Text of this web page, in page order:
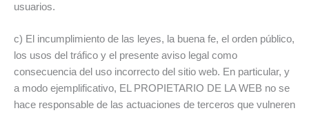
usuarios.
c) El incumplimiento de las leyes, la buena fe, el orden público,
los usos del tráfico y el presente aviso legal como
consecuencia del uso incorrecto del sitio web. En particular, y
a modo ejemplificativo, EL PROPIETARIO DE LA WEB no se
hace responsable de las actuaciones de terceros que vulneren